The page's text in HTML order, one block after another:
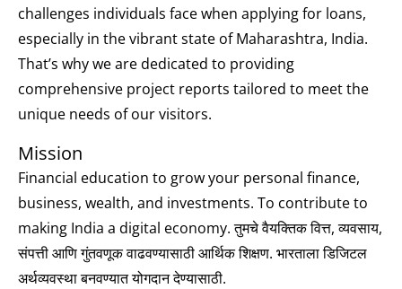
challenges individuals face when applying for loans,
especially in the vibrant state of Maharashtra, India.
That’s why we are dedicated to providing
comprehensive project reports tailored to meet the
unique needs of our visitors.
Mission
Financial education to grow your personal finance,
business, wealth, and investments. To contribute to
making India a digital economy. तुमचे वैयक्तिक वित्त, व्यवसाय,
संपत्ती आणि गुंतवणूक वाढवण्यासाठी आर्थिक शिक्षण. भारताला डिजिटल
अर्थव्यवस्था बनवण्यात योगदान देण्यासाठी.